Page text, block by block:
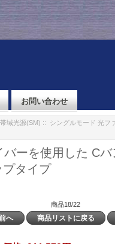
お問い合わせ
域光源(SM) :: シングルモード 光フ
ーを使用した C
タイプ
商品18/22
へ 商品リストに戻る